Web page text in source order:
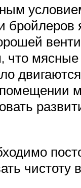
бройлеров
что
чистоту